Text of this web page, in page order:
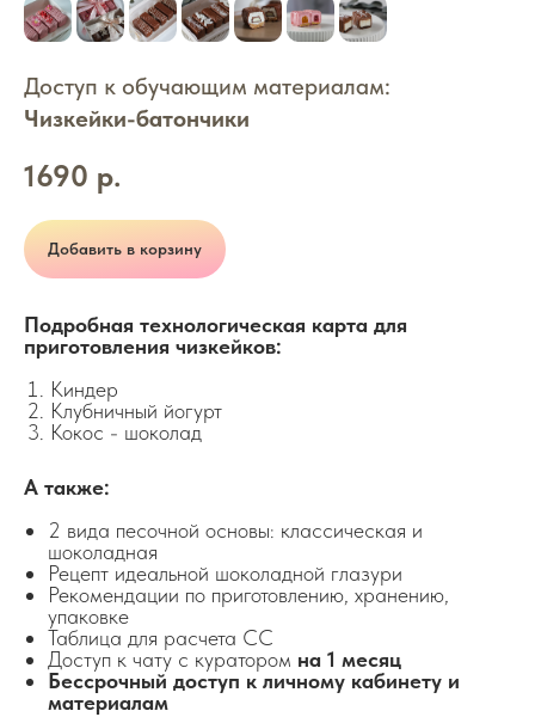
Доступ к обучающим материалам:
Чизкейки-батончики
1690 р.
Добавить в корзину
Подробная технологическая карта для
приготовления чизкейков:
Киндер
Клубничный йогурт
Кокос - шоколад
А также:
2 вида песочной основы: классическая и
шоколадная
Рецепт идеальной шоколадной глазури
Рекомендации по приготовлению, хранению,
упаковке
Таблица для расчета СС
Доступ к чату с куратором на 1 месяц
Бессрочный доступ к личному кабинету и
материалам